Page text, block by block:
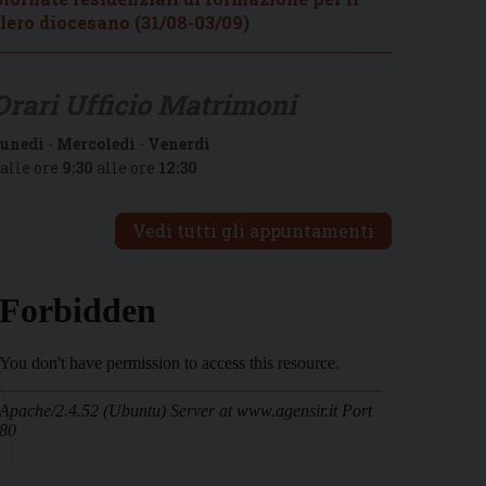
diocesano (31/08-03/09)
- Mercoledì - Venerdì
ore 9:30 alle ore 12:30
Vedi tutti gli appuntamenti